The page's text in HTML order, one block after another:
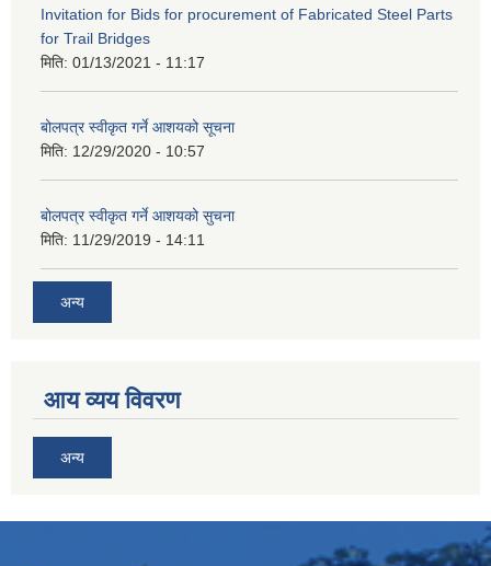
Invitation for Bids for procurement of Fabricated Steel Parts
for Trail Bridges
मिति: 01/13/2021 - 11:17
बोलपत्र स्वीकृत गर्ने आशयको सूचना
मिति: 12/29/2020 - 10:57
बोलपत्र स्वीकृत गर्ने आशयको सुचना
मिति: 11/29/2019 - 14:11
अन्य
आय व्यय विवरण
अन्य